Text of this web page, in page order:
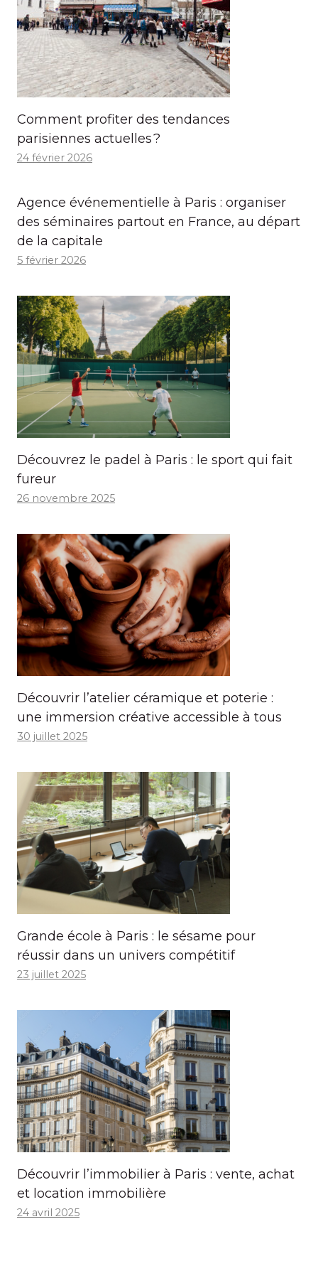
Comment profiter des tendances
parisiennes actuelles ?
24 février 2026
Agence événementielle à Paris : organiser
des séminaires partout en France, au départ
de la capitale
5 février 2026
Découvrez le padel à Paris : le sport qui fait
fureur
26 novembre 2025
Découvrir l’atelier céramique et poterie :
une immersion créative accessible à tous
30 juillet 2025
Grande école à Paris : le sésame pour
réussir dans un univers compétitif
23 juillet 2025
Découvrir l’immobilier à Paris : vente, achat
et location immobilière
24 avril 2025